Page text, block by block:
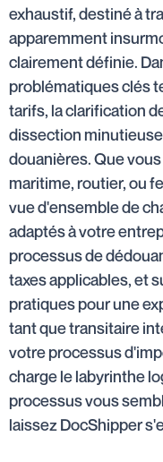
exhaustif, destiné à
apparemment
clairement définie.
problématiques clés
tarifs, la clarification
dissection
douanières. Que
maritime, routier, ou
vue d'ensemble de
adaptés à votre
processus de
taxes applicables, et
pratiques pour une
tant que transitaire
votre processus
charge le labyrinthe
processus vous
laissez DocShipper